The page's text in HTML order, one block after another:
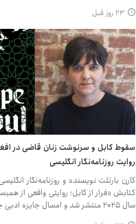
۲۳ روز قبل
سقوط کابل و سرنوشت زنان قاضی‌ در
روایت روزنامه‌نگار انگلیسی
کارن بارتلت نویسنده و روزنامه‌نگار
کتابش «فرار از کابل؛ روایتی واقعی از
سال ۲۰۲۵ منتشر شد و امسال جایزه ادبی جورج…